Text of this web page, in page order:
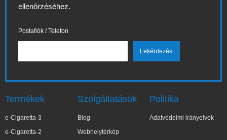
ellenőrzéséhez.
Postafiók / Telefon
Termékek
e-Cigaretta-3
e-Cigaretta-2
Szolgáltatások
Blog
Webhelytérkép
Politika
Adatvédelmi irányelvek